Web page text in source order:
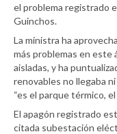
el problema registrado
Guinchos.
La ministra ha
más problemas en
aisladas, y ha
renovables no llegaba
“es el parque térmico,
El apagón registrado
citada subestación